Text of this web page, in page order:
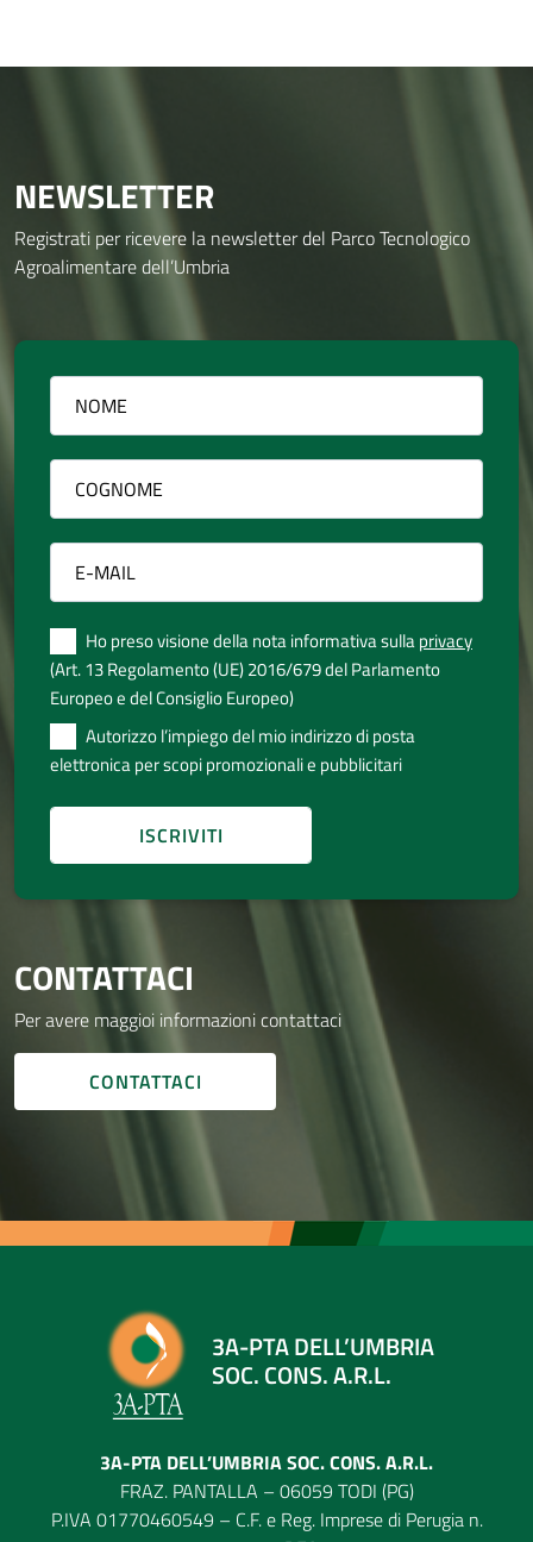
NEWSLETTER
Registrati per ricevere la newsletter del Parco Tecnologico
Agroalimentare dell’Umbria
Ho preso visione della nota informativa sullaprivacy
(Art. 13 Regolamento (UE) 2016/679 del Parlamento
Europeo e del Consiglio Europeo)
Autorizzo l’impiego del mio indirizzo di posta
elettronica per scopi promozionali e pubblicitari
CONTATTACI
Per avere maggioi informazioni contattaci
CONTATTACI
3A-PTA DELL’UMBRIA
SOC. CONS. A.R.L.
3A-PTA DELL’UMBRIA SOC. CONS. A.R.L.
FRAZ. PANTALLA – 06059 TODI (PG)
P.IVA 01770460549 – C.F. e Reg. Imprese di Perugia n.